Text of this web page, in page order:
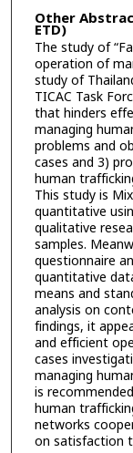
Other
ETD)
The study of
operation of
study of
TICAC Task
that hinders
managing
problems and
cases and 3)
human
This study is
quantitative
qualitative
samples.
questionnaire
quantitative
means and
analysis on
findings, it
and efficient
cases
managing
is
human
networks
on satisfaction